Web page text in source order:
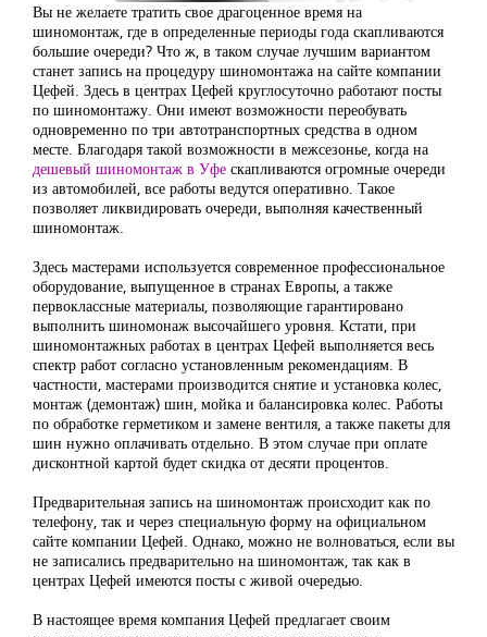
Вы не желаете тратить свое драгоценное время на
шиномонтаж, где в определенные периоды года скапливаются
большие очереди? Что ж, в таком случае лучшим вариантом
станет запись на процедуру шиномонтажа на сайте компании
Цефей. Здесь в центрах Цефей круглосуточно работают посты
по шиномонтажу. Они имеют возможности переобувать
одновременно по три автотранспортных средства в одном
месте. Благодаря такой возможности в межсезонье, когда на
дешевый шиномонтаж в Уфе скапливаются огромные очереди
из автомобилей, все работы ведутся оперативно. Такое
позволяет ликвидировать очереди, выполняя качественный
шиномонтаж.
Здесь мастерами используется современное профессиональное
оборудование, выпущенное в странах Европы, а также
первоклассные материалы, позволяющие гарантировано
выполнить шиномонаж высочайшего уровня. Кстати, при
шиномонтажных работах в центрах Цефей выполняется весь
спектр работ согласно установленным рекомендациям. В
частности, мастерами производится снятие и установка колес,
монтаж (демонтаж) шин, мойка и балансировка колес. Работы
по обработке герметиком и замене вентиля, а также пакеты для
шин нужно оплачивать отдельно. В этом случае при оплате
дисконтной картой будет скидка от десяти процентов.
Предварительная запись на шиномонтаж происходит как по
телефону, так и через специальную форму на официальном
сайте компании Цефей. Однако, можно не волноваться, если вы
не записались предварительно на шиномонтаж, так как в
центрах Цефей имеются посты с живой очередью.
В настоящее время компания Цефей предлагает своим